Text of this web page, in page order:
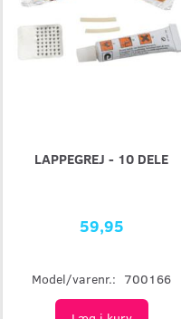
LAPPEGREJ - 10 DELE
59,95
Model/varenr.: 700166